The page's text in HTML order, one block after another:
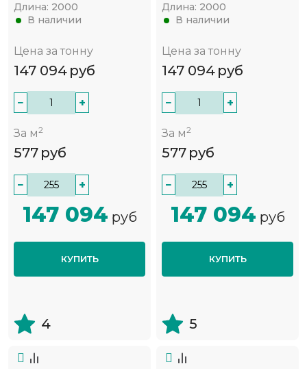
Длина: 2000
В наличии
Цена за тонну
147 094 руб
− +
За м2
577 руб
− +
147 094 руб
КУПИТЬ
4
Длина: 2000
В наличии
Цена за тонну
147 094 руб
− +
За м2
577 руб
− +
147 094 руб
КУПИТЬ
5